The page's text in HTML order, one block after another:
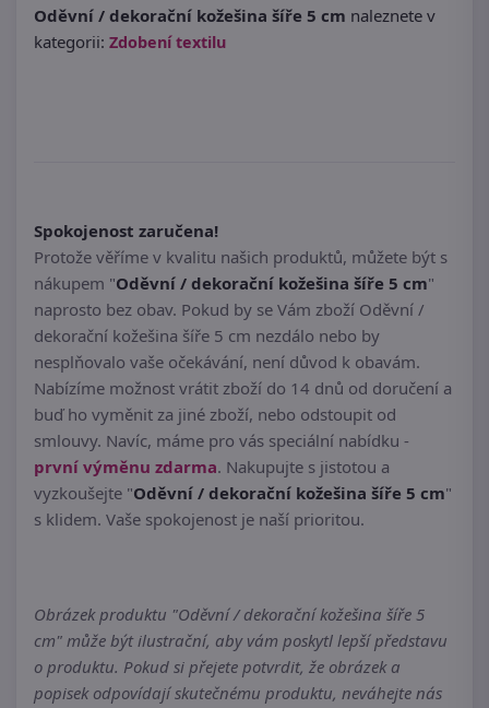
Oděvní / dekorační kožešina šíře 5 cm naleznete v
kategorii: Zdobení textilu
Spokojenost zaručena!
Protože věříme v kvalitu našich produktů, můžete být s
nákupem "Oděvní / dekorační kožešina šíře 5 cm"
naprosto bez obav. Pokud by se Vám zboží Oděvní /
dekorační kožešina šíře 5 cm nezdálo nebo by
nesplňovalo vaše očekávání, není důvod k obavám.
Nabízíme možnost vrátit zboží do 14 dnů od doručení a
buď ho vyměnit za jiné zboží, nebo odstoupit od
smlouvy. Navíc, máme pro vás speciální nabídku -
první výměnu zdarma. Nakupujte s jistotou a
vyzkoušejte "Oděvní / dekorační kožešina šíře 5 cm"
s klidem. Vaše spokojenost je naší prioritou.
Obrázek produktu "Oděvní / dekorační kožešina šíře 5
cm" může být ilustrační, aby vám poskytl lepší představu
o produktu. Pokud si přejete potvrdit, že obrázek a
popisek odpovídají skutečnému produktu, neváhejte nás